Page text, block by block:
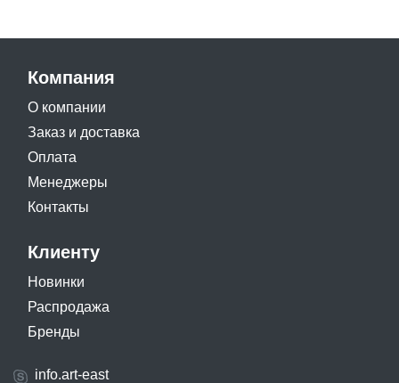
Компания
О компании
Заказ и доставка
Оплата
Менеджеры
Контакты
Клиенту
Новинки
Распродажа
Бренды
info.art-east